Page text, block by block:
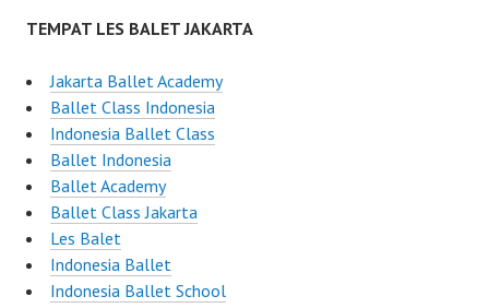
TEMPAT LES BALET JAKARTA
Jakarta Ballet Academy
Ballet Class Indonesia
Indonesia Ballet Class
Ballet Indonesia
Ballet Academy
Ballet Class Jakarta
Les Balet
Indonesia Ballet
Indonesia Ballet School